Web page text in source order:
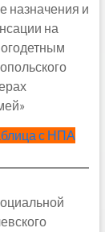
назначения и
на
с НПА